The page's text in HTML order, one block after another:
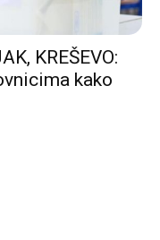
KREŠEVO:
kako